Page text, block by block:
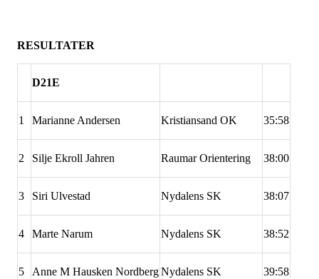
RESULTATER
D21E
1 Marianne Andersen Kristiansand OK 35:58
2 Silje Ekroll Jahren Raumar Orientering 38:00
3 Siri Ulvestad Nydalens SK 38:07
4 Marte Narum Nydalens SK 38:52
5 Anne M Hausken NordbergNydalens SK 39:58